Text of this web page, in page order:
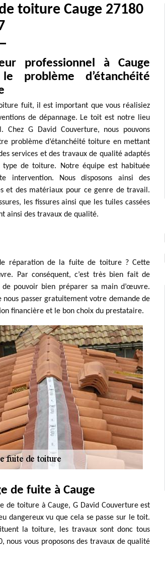
toiture Cauge 27180
professionnel à Cauge
problème d’étanchéité
fuit, il est important que vous réalisiez
de dépannage. Le toit est notre lieu
Chez G David Couverture, nous pouvons
problème d’étanchéité toiture en mettant
services et des travaux de qualité adaptés
type de toiture. Notre équipe est habituée
intervention. Nous disposons ainsi des
et des matériaux pour ce genre de travail.
les fissures ainsi que les tuiles cassées
ainsi des travaux de qualité.
réparation de la fuite de toiture ? Cette
Par conséquent, c’est très bien fait de
pouvoir bien préparer sa main d’œuvre.
nous passer gratuitement votre demande de
financière et le bon choix du prestataire.
de fuite à Cauge
de toiture à Cauge, G David Couverture est
dangereux vu que cela se passe sur le toit.
la toiture, les travaux sont donc tous
vous proposons des travaux de qualité